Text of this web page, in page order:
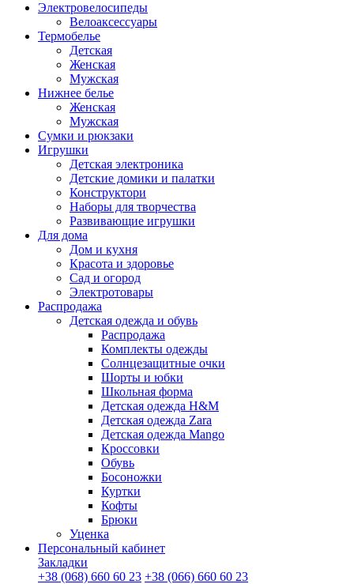
Электровелосипеды
Велоаксессуары
Термобелье
Детская
Женская
Мужская
Нижнее белье
Женская
Мужская
Сумки и рюкзаки
Игрушки
Детская электроника
Детские домики и палатки
Конструктори
Наборы для творчества
Развивающие игрушки
Для дома
Дом и кухня
Красота и здоровье
Сад и огород
Электротовары
Распродажа
Детская одежда и обувь
Распродажа
Комплекты одежды
Солнцезащитные очки
Шорты и юбки
Школьная форма
Детская одежда H&M
Детская одежда Zara
Детская одежда Mango
Кроссовки
Обувь
Босоножки
Куртки
Кофты
Брюки
Уценка
Персональный кабинет
Закладки
+38 (068) 660 60 23 +38 (066) 660 60 23